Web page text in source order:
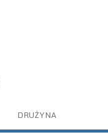
DRUŻYNA